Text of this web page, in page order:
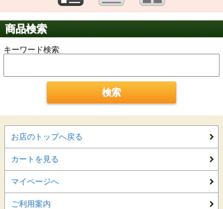
商品検索
キーワード検索
お店のトップへ戻る
カートを見る
マイページへ
ご利用案内